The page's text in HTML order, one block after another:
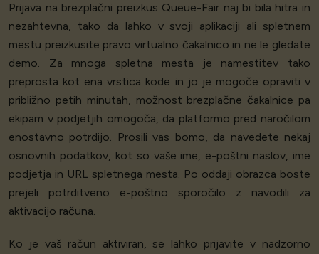
Prijava na brezplačni preizkus Queue-Fair naj bi bila hitra in
nezahtevna, tako da lahko v svoji aplikaciji ali spletnem
mestu preizkusite pravo virtualno čakalnico in ne le gledate
demo. Za mnoga spletna mesta je namestitev tako
preprosta kot ena vrstica kode in jo je mogoče opraviti v
približno petih minutah, možnost brezplačne čakalnice pa
ekipam v podjetjih omogoča, da platformo pred naročilom
enostavno potrdijo. Prosili vas bomo, da navedete nekaj
osnovnih podatkov, kot so vaše ime, e-poštni naslov, ime
podjetja in URL spletnega mesta. Po oddaji obrazca boste
prejeli potrditveno e-poštno sporočilo z navodili za
aktivacijo računa.
Ko je vaš račun aktiviran, se lahko prijavite v nadzorno